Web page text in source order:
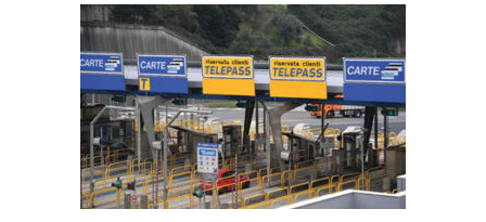
CULTURA
NAUTICA
EDITORIALI